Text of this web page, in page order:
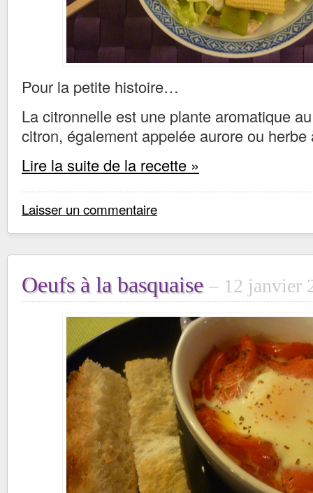
Pour la petite histoire…
La citronnelle est une plante aromatique
citron, également appelée aurore ou herbe
Lire la suite de la recette »
Laisser un commentaire
Oeufs à la basquaise 12 janvier